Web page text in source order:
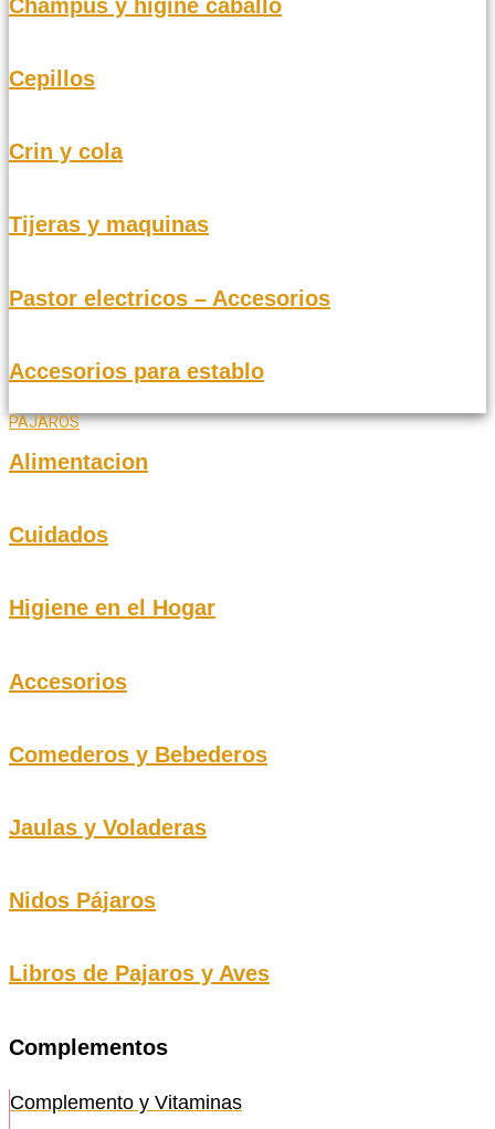
Champus y higine caballo
Cepillos
Crin y cola
Tijeras y maquinas
Pastor electricos – Accesorios
Accesorios para establo
PAJAROS
Alimentacion
Cuidados
Higiene en el Hogar
Accesorios
Comederos y Bebederos
Jaulas y Voladeras
Nidos Pájaros
Libros de Pajaros y Aves
Complementos
Complemento y Vitaminas